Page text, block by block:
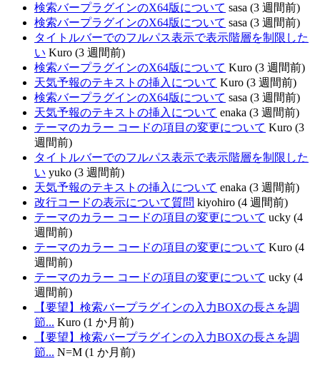
検索バープラグインのX64版について sasa (3 週間前)
検索バープラグインのX64版について sasa (3 週間前)
タイトルバーでのフルパス表示で表示階層を制限した
い Kuro (3 週間前)
検索バープラグインのX64版について Kuro (3 週間前)
天気予報のテキストの挿入について Kuro (3 週間前)
検索バープラグインのX64版について sasa (3 週間前)
天気予報のテキストの挿入について enaka (3 週間前)
テーマのカラー コードの項目の変更について Kuro (3
週間前)
タイトルバーでのフルパス表示で表示階層を制限した
い yuko (3 週間前)
天気予報のテキストの挿入について enaka (3 週間前)
改行コードの表示について質問 kiyohiro (4 週間前)
テーマのカラー コードの項目の変更について ucky (4
週間前)
テーマのカラー コードの項目の変更について Kuro (4
週間前)
テーマのカラー コードの項目の変更について ucky (4
週間前)
【要望】検索バープラグインの入力BOXの長さを調
節... Kuro (1 か月前)
【要望】検索バープラグインの入力BOXの長さを調
節... N=M (1 か月前)